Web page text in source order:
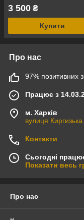
3 500 ₴
Купити
Про нас
97% позитивних з
Працює з
м. Харків
вулиця
Контакти
Сьогодні
Показати весь
Про нас